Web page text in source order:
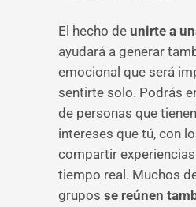
El hecho de unirte a
ayudará a generar
emocional que será
sentirte solo. Podrás
de personas que
intereses que tú, con
compartir
tiempo real. Muchos
grupos se reúnen